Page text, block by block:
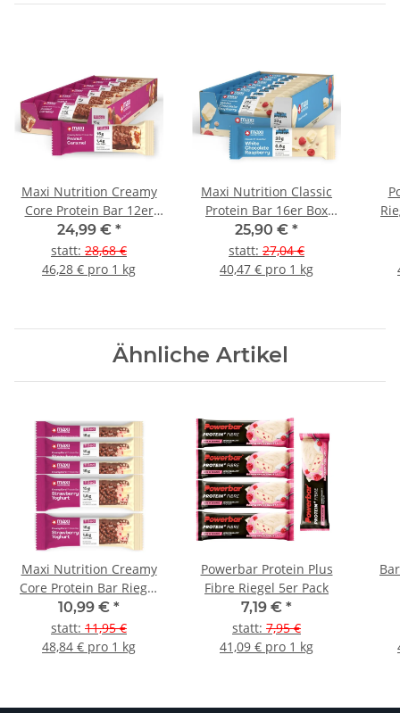
Maxi Nutrition Creamy
Core Protein Bar 12er
Box Peanut Caramel
24,99 € *
statt: 28,68 €
46,28 € pro 1 kg
Maxi Nutrition Classic
Protein Bar 16er Box
White Chocolate
Raspberry
25,90 € *
statt: 27,04 €
40,47 € pro 1 kg
Ähnliche Artikel
Maxi Nutrition Creamy
Core Protein Bar Riegel
5er Pack
10,99 € *
statt: 11,95 €
48,84 € pro 1 kg
Powerbar Protein Plus
Fibre Riegel 5er Pack
7,19 € *
statt: 7,95 €
41,09 € pro 1 kg